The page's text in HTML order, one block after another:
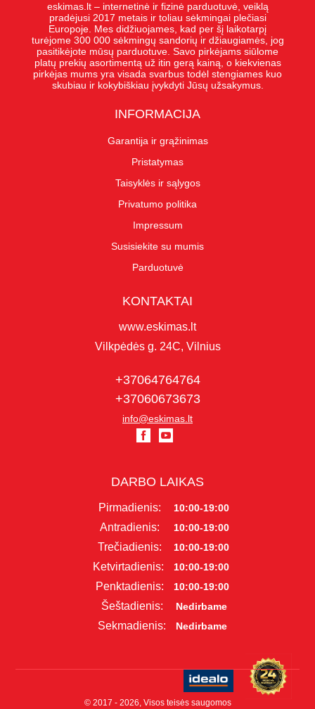
eskimas.lt – internetinė ir fizinė parduotuvė, veiklą
pradėjusi 2017 metais ir toliau sėkmingai plečiasi
Europoje. Mes didžiuojames, kad per šį laikotarpį
turėjome 300 000 sėkmingų sandorių ir džiaugiamės, jog
pasitikėjote mūsų parduotuve. Savo pirkėjams siūlome
platų prekių asortimentą už itin gerą kainą, o kiekvienas
pirkėjas mums yra visada svarbus todėl stengiames kuo
skubiau ir kokybiškiau įvykdyti Jūsų užsakymus.
INFORMACIJA
Garantija ir grąžinimas
Pristatymas
Taisyklės ir sąlygos
Privatumo politika
Impressum
Susisiekite su mumis
Parduotuvė
KONTAKTAI
www.eskimas.lt
Vilkpėdės g. 24C, Vilnius
+37064764764
+37060673673
info@eskimas.lt
DARBO LAIKAS
Pirmadienis: 10:00-19:00
Antradienis: 10:00-19:00
Trečiadienis: 10:00-19:00
Ketvirtadienis: 10:00-19:00
Penktadienis: 10:00-19:00
Šeštadienis: Nedirbame
Sekmadienis: Nedirbame
© 2017 - 2026, Visos teisės saugomos